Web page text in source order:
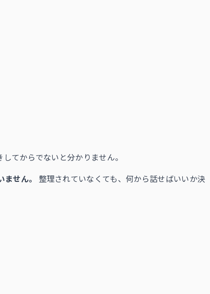
てからでないと分かりません。
せん。
整理されていなくても、何から話せばいいか決